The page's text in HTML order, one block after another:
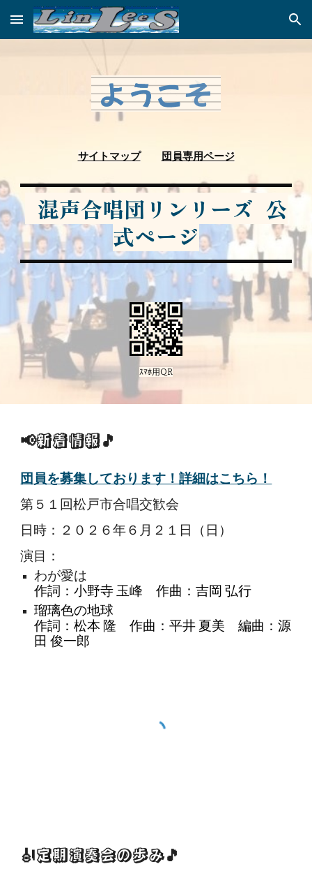
Skip to main content Skip to navigation
サイトマップ 団員専用ページ
混声合唱団リンリーズ 公
式ページ
ｽﾏﾎ用QR
📢新着情報🎵
団員を募集しております！詳細はこちら！
第５１回松戸市合唱交歓会
日時：２０２６年６ 月 ２１ 日（ 日 ）
演目：
わが愛は
作詞：小野寺 玉峰 作曲：吉岡 弘行
瑠璃色の地球
作詞：松本 隆 作曲：平井 夏美 編曲：源
田 俊一郎
🎻定期演奏会の歩み🎵